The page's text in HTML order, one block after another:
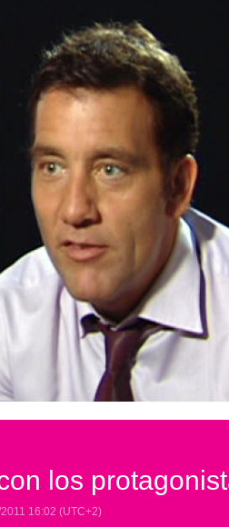
los
16:02 (UTC+2)